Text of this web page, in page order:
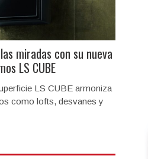
miradas con su nueva
LS CUBE
LS CUBE armoniza
como lofts, desvanes y